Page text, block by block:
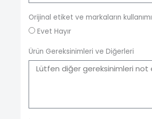
Orijinal etiket ve markaların kullanımı
Evet Hayır
Ürün Gereksinimleri ve Diğerleri